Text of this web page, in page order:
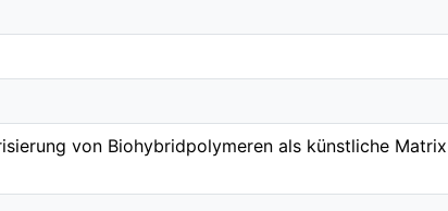
von Biohybridpolymeren als künstliche